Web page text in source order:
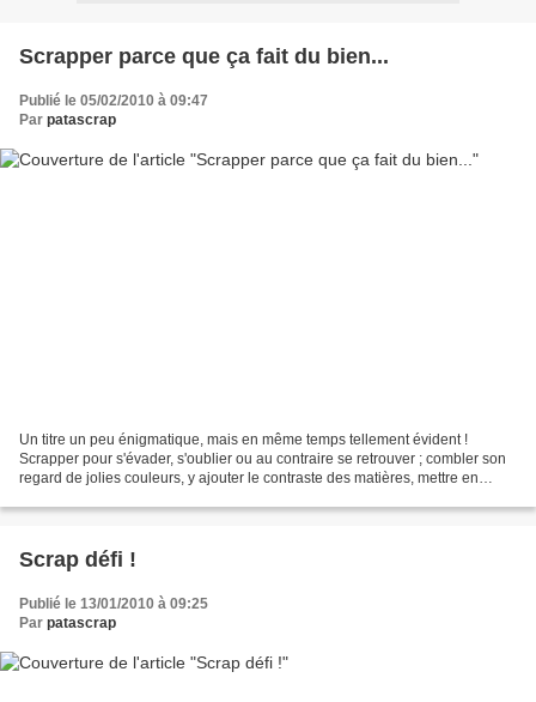
Scrapper parce que ça fait du bien...
Publié le 05/02/2010 à 09:47
Par patascrap
Un titre un peu énigmatique, mais en même temps tellement évident !
Scrapper pour s'évader, s'oublier ou au contraire se retrouver ; combler son
regard de jolies couleurs, y ajouter le contraste des matières, mettre en
Scrap défi !
Publié le 13/01/2010 à 09:25
Par patascrap